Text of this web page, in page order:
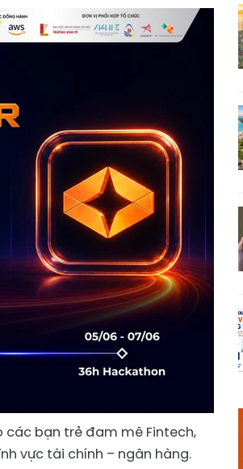
các bạn trẻ đam mê Fintech,
vực tài chính – ngân hàng.